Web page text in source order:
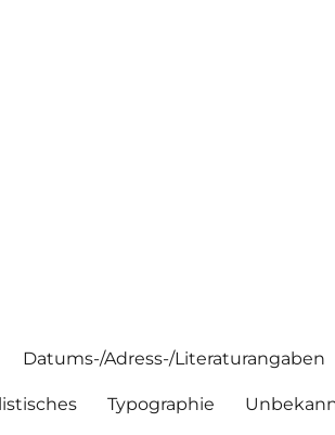
Datums-/Adress-/Literaturangaben
Typographie